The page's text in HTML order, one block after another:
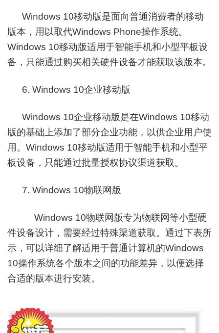
Windows 10移动版是面向普通消费者的移动
版本，用以取代Windows Phone操作系统。
Windows 10移动版适用于智能手机和小型平板设
备，只能通过购买相关硬件设备才能获取该版本。
6. Windows 10企业移动版
Windows 10企业移动版是在Windows 10移动
版的基础上添加了部分企业功能，以供企业用户使
用。Windows 10移动版适用于智能手机和小型平
板设备，只能通过批量授权协议渠道获取。
7. Windows 10物联网版
Windows 10物联网版专为物联网等小型硬
件设备设计，需要经过特殊渠道获取。通过下表所
示，可以详细了解适用于普通计算机的Windows
10操作系统各个版本之间的功能差异，以便选择
合适的版本进行安装。